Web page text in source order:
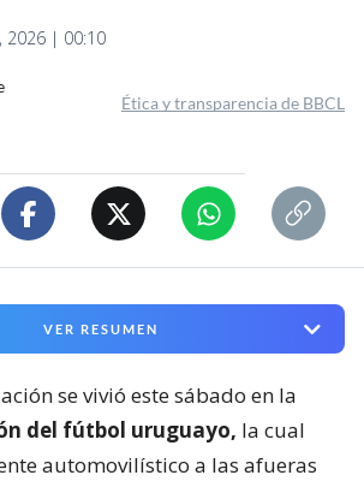
2026 | 00:10
Ética y transparencia de BBCL
VER RESUMEN
se vivió este sábado en la
del fútbol uruguayo, la cual
automovilístico a las afueras